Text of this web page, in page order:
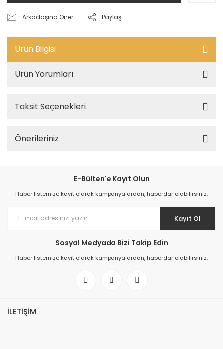
Arkadaşına Öner Paylaş
Ürün Bilgisi
Ürün Yorumları
Taksit Seçenekleri
Önerileriniz
E-Bülten'e Kayıt Olun
Haber listemize kayıt olarak kampanyalardan, haberdar olabilirsiniz.
Kayıt Ol
Sosyal Medyada Bizi Takip Edin
Haber listemize kayıt olarak kampanyalardan, haberdar olabilirsiniz.
İLETİŞİM